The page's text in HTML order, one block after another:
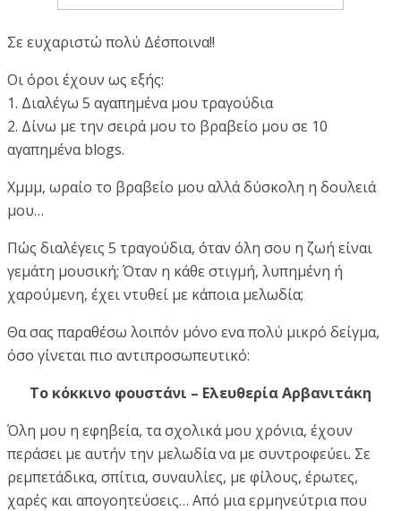
Σε ευχαριστώ πολύ Δέσποινα!!
Οι όροι έχουν ως εξής:
1. Διαλέγω 5 αγαπημένα μου τραγούδια
2. Δίνω με την σειρά μου το βραβείο μου σε 10
αγαπημένα blogs.
Χμμμ, ωραίο το βραβείο μου αλλά δύσκολη η δουλειά
μου…
Πώς διαλέγεις 5 τραγούδια, όταν όλη σου η ζωή είναι
γεμάτη μουσική; Όταν η κάθε στιγμή, λυπημένη ή
χαρούμενη, έχει ντυθεί με κάποια μελωδία;
Θα σας παραθέσω λοιπόν μόνο ενα πολύ μικρό δείγμα,
όσο γίνεται πιο αντιπροσωπευτικό:
Το κόκκινο φουστάνι – Ελευθερία Αρβανιτάκη
Όλη μου η εφηβεία, τα σχολικά μου χρόνια, έχουν
περάσει με αυτήν την μελωδία να με συντροφεύει. Σε
ρεμπετάδικα, σπίτια, συναυλίες, με φίλους, έρωτες,
χαρές και απογοητεύσεις… Από μια ερμηνεύτρια που